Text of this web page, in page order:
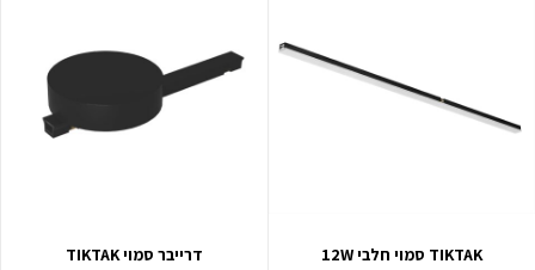
TIKTAK סמוי חלבי 12W דרייבר סמוי TIKTAK